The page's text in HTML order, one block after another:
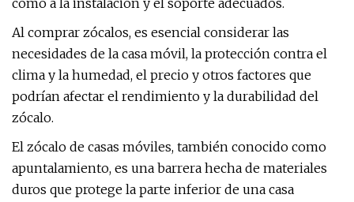
como a la instalación y el soporte adecuados.
Al comprar zócalos, es esencial considerar las
necesidades de la casa móvil, la protección contra el
clima y la humedad, el precio y otros factores que
podrían afectar el rendimiento y la durabilidad del
zócalo.
El zócalo de casas móviles, también conocido como
apuntalamiento, es una barrera hecha de materiales
duros que protege la parte inferior de una casa